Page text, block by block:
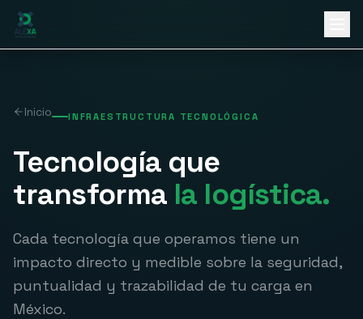
Ir al contenido principal
Inicio INFRAESTRUCTURA TECNOLÓGICA
Tecnología que
transforma la logística.
Cada tecnología que operamos tiene un
impacto directo y medible sobre la seguridad,
puntualidad y trazabilidad de tu carga en
México.